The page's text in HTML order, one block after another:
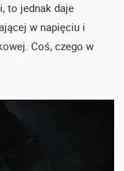
to jednak daje
w napięciu i
Coś, czego w